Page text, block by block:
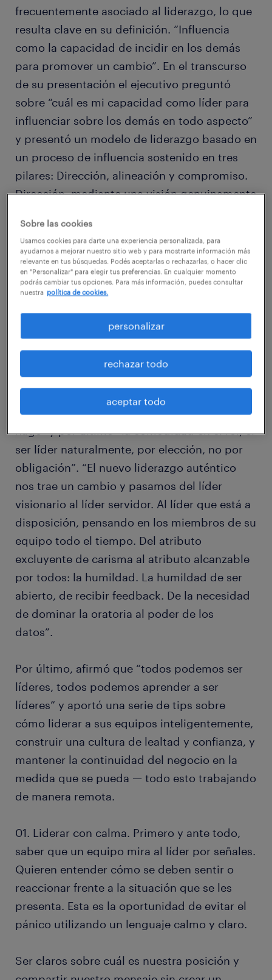
frecuentemente asociado al liderazgo, lo que
resulta clave en su definición. “Influencia
como la capacidad de incidir en los demás
para promover un cambio”. En el transcurso
de su presentación el ejecutivo preguntó
sobre “cuál es mi capacidad como líder para
influenciar sobre los demás en todo aspecto”
y presentó un modelo de liderazgo basado en
un proceso de influencia sostenido en tres
pilares: Dirección, alineación y compromiso.
Dirección, mediante una visión genuinamente
Alineación, coordinando recursos y
actividades para que las personas funcionen
juntas. Compromiso, motivando e inspirando
para que vean el éxito del grupo en lograr su
Juan Pablo se refirió también al “liderazgo
auténtico” como aquél que se “sustenta en
valores y creencias”, que está basado en una
“doble coherencia: emoción y razón, digo y
hago” y por último “la comodidad en el rol, el
ser líder naturalmente, por elección, no por
obligación”. “El nuevo liderazgo auténtico
nos trae un cambio y pasamos del líder
visionario al líder servidor. Al líder que está a
disposición, pensando en los miembros de su
equipo todo el tiempo. Del atributo
excluyente de carisma al atributo alcanzable
por todos: la humildad. La humildad de ser
abierto, de recibir feedback. De la necesidad
de dominar la oratoria al poder de los
datos”.
Por último, afirmó que “todos podemos ser
líderes, todos podemos aprender a ser
líderes” y aportó una serie de tips sobre
cómo liderar a sus equipos inteligentemente,
construir una cultura de lealtad y confianza, y
mantener la continuidad del negocio en la
medida que se pueda — todo esto trabajando
de manera remota.
01. Liderar con calma. Primero y ante todo,
saber que un equipo mira al líder por señales.
Quieren entender cómo se deben sentir o
reaccionar frente a la situación que se les
presenta. Esta es la oportunidad de evitar el
pánico utilizando un lenguaje calmo y claro.
Ser claros sobre cuál es nuestra posición y
Sobre las cookies
Usamos cookies para darte una experiencia personalizada, para
ayudarnos a mejorar nuestro sitio web y para mostrarte información más
relevante en tus búsquedas. Podés aceptarlas o rechazarlas, o hacer clic
en "Personalizar" para elegir tus preferencias. En cualquier momento
podrás cambiar tus opciones. Para más información, puedes consultar
nuestra política de cookies.
personalizar
rechazar todo
aceptar todo